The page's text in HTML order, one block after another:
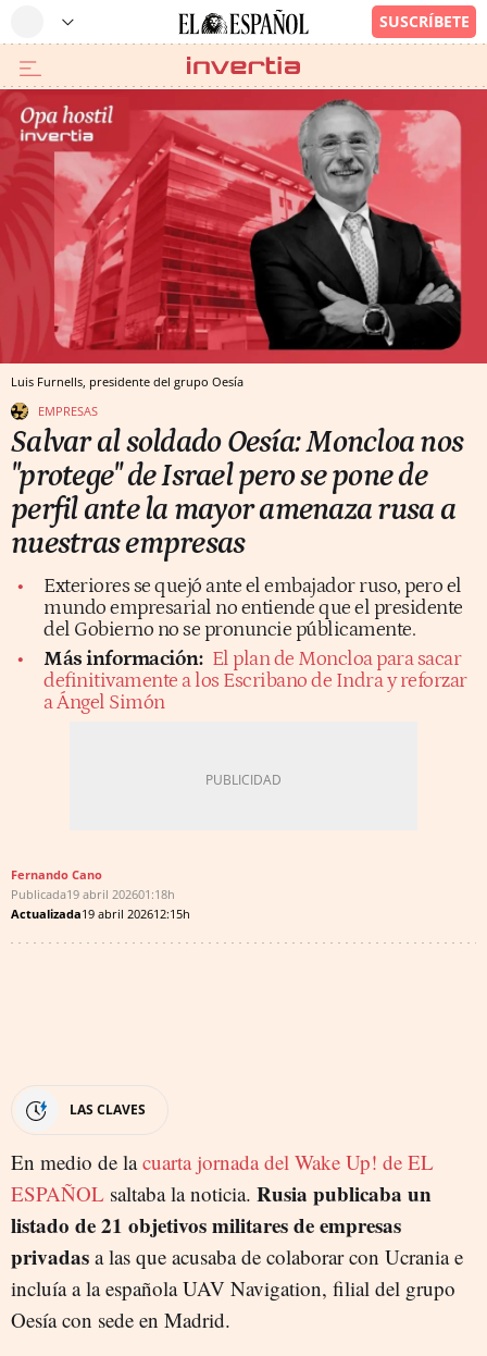
Luis Furnells, presidente del grupo Oesía
EMPRESAS
Salvar al soldado Oesía: Moncloa nos
"protege" de Israel pero se pone de
perfil ante la mayor amenaza rusa a
nuestras empresas
Exteriores se quejó ante el embajador ruso, pero el
mundo empresarial no entiende que el presidente
del Gobierno no se pronuncie públicamente.
Más información: El plan de Moncloa para sacar
definitivamente a los Escribano de Indra y reforzar
a Ángel Simón
Fernando Cano
Publicada19 abril 202601:18h
Actualizada19 abril 202612:15h
LAS CLAVES
En medio de lacuarta jornada del Wake Up! de EL
ESPAÑOL saltaba la noticia. Rusia publicaba un
listado de 21 objetivos militares de empresas
privadas a las que acusaba de colaborar con Ucrania e
incluía a la española UAV Navigation, filial del grupo
Oesía con sede en Madrid.